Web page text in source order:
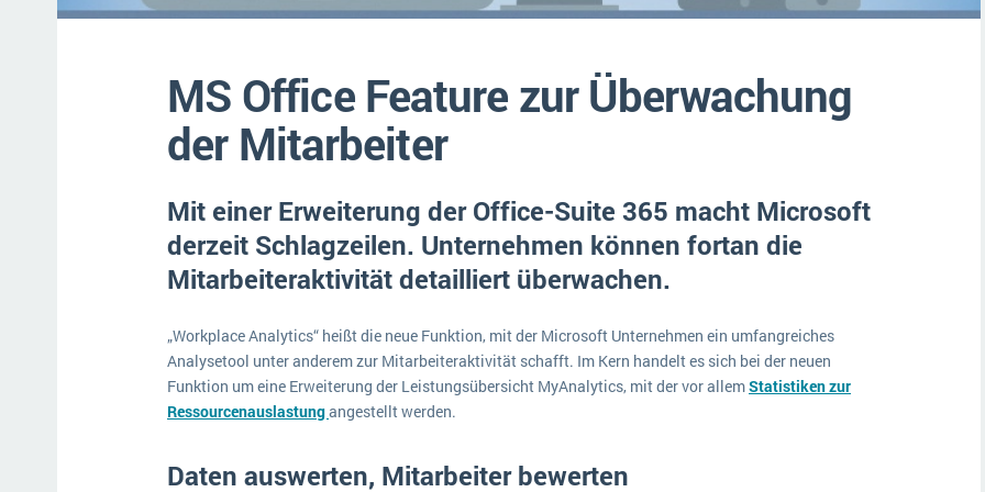
Funktionalitäten
Medien
Produktion
Vermietung
MEHR ÜBER ERP-SOFTWARE
MS Office Feature zur Überwachung
der Mitarbeiter
Mit einer Erweiterung der Office-Suite 365 macht Microsoft
derzeit Schlagzeilen. Unternehmen können fortan die
Mitarbeiteraktivität detailliert überwachen.
„Workplace Analytics“ heißt die neue Funktion, mit der Microsoft Unternehmen ein umfangreiches
Analysetool unter anderem zur Mitarbeiteraktivität schafft. Im Kern handelt es sich bei der neuen
Funktion um eine Erweiterung der Leistungsübersicht MyAnalytics, mit der vor allemStatistiken zur
Ressourcenauslastungangestellt werden.
Daten auswerten, Mitarbeiter bewerten